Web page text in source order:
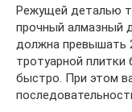
Режущей деталью
прочный алмазный
должна превышать
тротуарной плитки
быстро. При этом